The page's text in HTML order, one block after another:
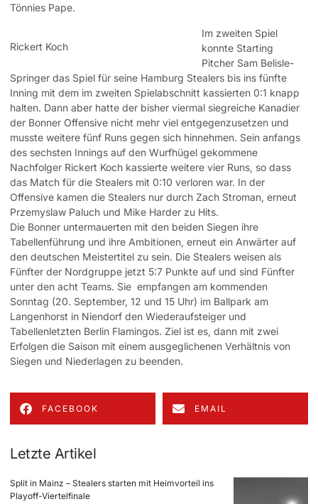
Tönnies Pape.
Rickert Koch
Im zweiten Spiel
konnte Starting
Pitcher Sam Belisle-
Springer das Spiel für seine Hamburg Stealers bis ins fünfte
Inning mit dem im zweiten Spielabschnitt kassierten 0:1 knapp
halten. Dann aber hatte der bisher viermal siegreiche Kanadier
der Bonner Offensive nicht mehr viel entgegenzusetzen und
musste weitere fünf Runs gegen sich hinnehmen. Sein anfangs
des sechsten Innings auf den Wurfhügel gekommene
Nachfolger Rickert Koch kassierte weitere vier Runs, so dass
das Match für die Stealers mit 0:10 verloren war. In der
Offensive kamen die Stealers nur durch Zach Stroman, erneut
Przemyslaw Paluch und Mike Harder zu Hits.
Die Bonner untermauerten mit den beiden Siegen ihre
Tabellenführung und ihre Ambitionen, erneut ein Anwärter auf
den deutschen Meistertitel zu sein. Die Stealers weisen als
Fünfter der Nordgruppe jetzt 5:7 Punkte auf und sind Fünfter
unter den acht Teams. Sie empfangen am kommenden
Sonntag (20. September, 12 und 15 Uhr) im Ballpark am
Langenhorst in Niendorf den Wiederaufsteiger und
Tabellenletzten Berlin Flamingos. Ziel ist es, dann mit zwei
Erfolgen die Saison mit einem ausgeglichenen Verhältnis von
Siegen und Niederlagen zu beenden.
FACEBOOK EMAIL
Letzte Artikel
Split in Mainz – Stealers starten mit Heimvorteil ins
Playoff-Viertelfinale